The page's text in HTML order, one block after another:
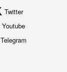
Twitter
Youtube
Telegram